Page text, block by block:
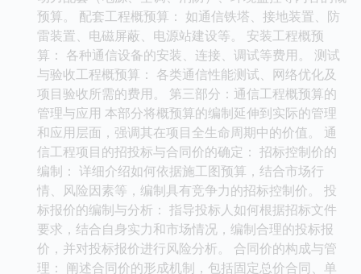
预算。 配套工程概预算： 如通信铁塔、接地装置、防
雷装置、电磁屏蔽、电源站建设等。 安装工程概预
算： 各种通信设备的安装、连接、调试等费用。 测试
与验收工程概预算： 各类通信性能测试、网络优化及
项目验收所需的费用。 第三部分：通信工程概预算的
管理与应用 本部分将概预算的编制延伸到实际的管理
和应用层面，强调其在项目全生命周期中的价值。 通
信工程项目的招投标与合同价的确定： 招标控制价的
编制： 详细介绍如何依据施工图预算，结合市场行
情、风险因素等，编制具有竞争力的招标控制价。 投
标报价的编制与分析： 指导投标人如何根据招标文件
要求，结合自身实力和市场情况，编制合理的投标报
价，并对投标报价进行风险分析。 合同价的构成与管
理： 阐述合同价的形成机制，包括固定总价合同、单